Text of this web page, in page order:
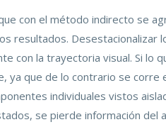
con el método indirecto se
resultados.
con la trayectoria visual. Si
ya que de lo contrario se
individuales vistos
se pierde información del